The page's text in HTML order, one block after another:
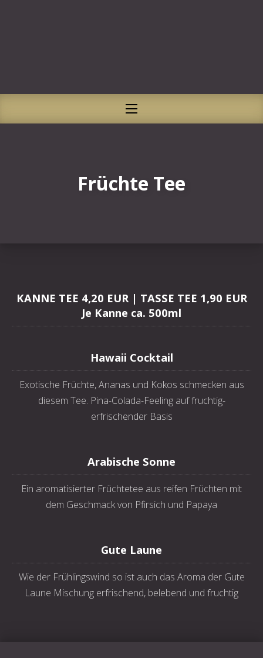
NAVIGATION
Früchte Tee
KANNE TEE 4,20 EUR | TASSE TEE 1,90 EUR
Je Kanne ca. 500ml
Hawaii Cocktail
Exotische Früchte, Ananas und Kokos schmecken aus
diesem Tee. Pina-Colada-Feeling auf fruchtig-
erfrischender Basis
Arabische Sonne
Ein aromatisierter Früchtetee aus reifen Früchten mit
dem Geschmack von Pfirsich und Papaya
Gute Laune
Wie der Frühlingswind so ist auch das Aroma der Gute
Laune Mischung erfrischend, belebend und fruchtig